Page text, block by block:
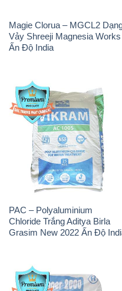
PAC – Polyaluminium
Chloride Trắng Aditya Birla
Grasim New 2022 Ấn Độ India